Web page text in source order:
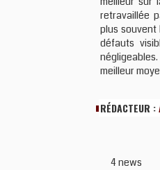
retravaillée
plus
défauts
meilleur
RÉDACTEUR :
4 news